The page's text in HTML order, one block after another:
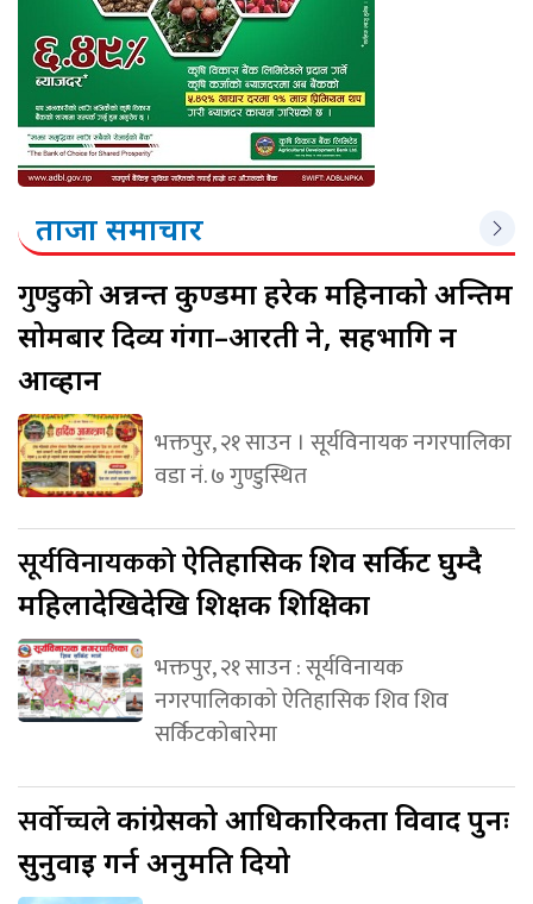
ताजा समाचार
गुण्डुकोअन्नन्त कुण्डमा हरेक महिनाको अन्तिम
सोमबार दिव्य गंगा–आरती हुने, सहभागि हुन
आव्हान
भक्तपुर, २१ साउन । सूर्यविनायक नगरपालिका
वडा नं. ७ गुण्डुस्थित
सूर्यविनायककोऐतिहासिक शिव सर्किट घुम्दै
महिलादेखिदेखि शिक्षक शिक्षिका
भक्तपुर, २१ साउन : सूर्यविनायक
नगरपालिकाको ऐतिहासिक शिव शिव
सर्किटकोबारेमा
सर्वोच्चलेकांग्रेसको आधिकारिकता विवाद पुनः
सुनुवाइ गर्न अनुमति दियो